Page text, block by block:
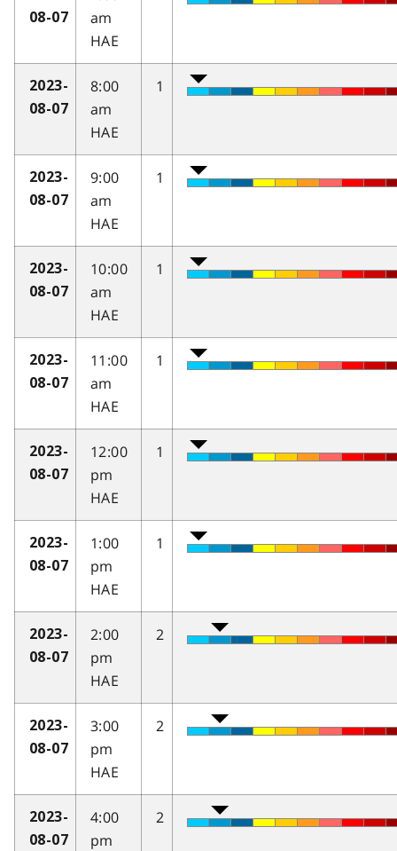
08-07
am
HAE
2023-
08-07
8:00
am
HAE
1
2023-
08-07
9:00
am
HAE
1
2023-
08-07
10:00
am
HAE
1
2023-
08-07
11:00
am
HAE
1
2023-
08-07
12:00
pm
HAE
1
2023-
08-07
1:00
pm
HAE
1
2023-
08-07
2:00
pm
HAE
2
2023-
08-07
3:00
pm
HAE
2
2023-
08-07
4:00
pm
2